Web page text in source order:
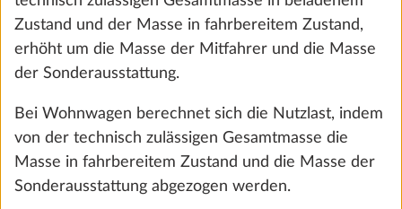
Autarkpaket inkl. Laderegler mit Booster,
Lithium-Batterie (Super B Epsilon, 100
Ah) und Batteriekasten
6. Die maximale Masse für Sonderausstattung
Damit die technisch zulässige Gesamtmasse des
fahrbereitem Zustand, der Masse der Mitfahrer (nur
bei Wohnmobilen und Kastenwagen) und der
gesetzlich vorgeschriebenen Mindest-Nutzlast
durch den Einbau von Sonderausstattung nicht